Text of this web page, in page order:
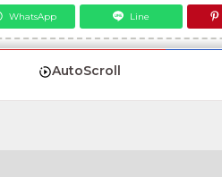
WhatsApp Line
AutoScroll